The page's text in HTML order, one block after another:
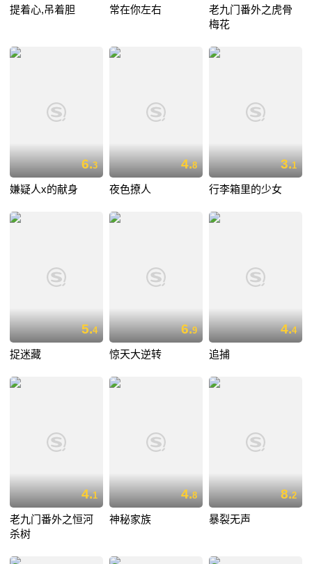
提着心,吊着胆 常在你左右
老九门番外之虎骨
梅花
6.3
嫌疑人x的献身
4.8
夜色撩人
3.1
行李箱里的少女
5.4
捉迷藏
6.9
惊天大逆转
4.4
追捕
4.1
老九门番外之恒河
杀树
4.8
神秘家族
8.2
暴裂无声